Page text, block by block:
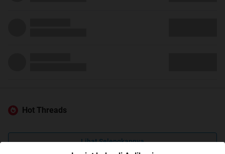
Hot Threads
Lihat Selengkapnya